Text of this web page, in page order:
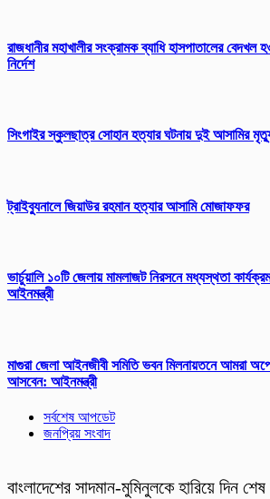
রাজধানীর মহাখালীর সংক্রামক ব্যাধি হাসপাতালের বেদখল
নির্দেশ
সিংগাইর স্কুলছাত্র সোহান হত্যার ঘটনায় দুই আসামির
ট্রাইব্যুনালে জিয়াউর রহমান হত্যার আসামি মোজাফফর
ভার্চুয়ালি ১০টি জেলায় মামলাজট নিরসনে মধ্যস্থতা
আইনমন্ত্রী
মাগুরা জেলা আইনজীবী সমিতি ভবন মিলনায়তনে আমরা
আসবেন: আইনমন্ত্রী
সর্বশেষ আপডেট
জনপ্রিয় সংবাদ
বাংলাদেশের সাদমান-মুমিনুলকে হারিয়ে দিন